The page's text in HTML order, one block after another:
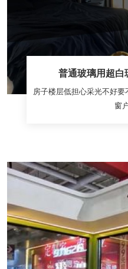
普通玻璃用超白
房子楼层低担心采光不好
窗